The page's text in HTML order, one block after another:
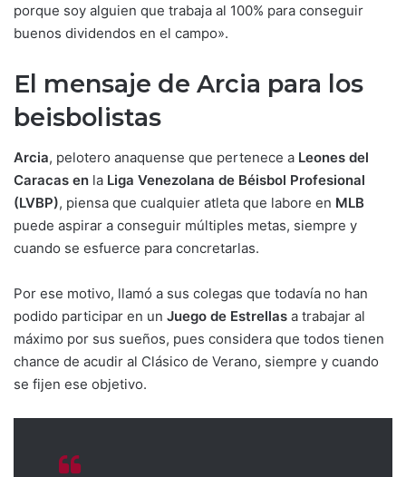
porque soy alguien que trabaja al 100% para conseguir
buenos dividendos en el campo».
El mensaje de Arcia para los
beisbolistas
Arcia, pelotero anaquense que pertenece a Leones del
Caracas en la Liga Venezolana de Béisbol Profesional
(LVBP), piensa que cualquier atleta que labore en MLB
puede aspirar a conseguir múltiples metas, siempre y
cuando se esfuerce para concretarlas.
Por ese motivo, llamó a sus colegas que todavía no han
podido participar en un Juego de Estrellas a trabajar al
máximo por sus sueños, pues considera que todos tienen
chance de acudir al Clásico de Verano, siempre y cuando
se fijen ese objetivo.